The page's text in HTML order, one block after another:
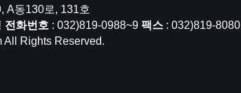
A동130로, 131호
전화번호 : 032)819-0988~9 팩스 : 032)819-8080
All Rights Reserved.